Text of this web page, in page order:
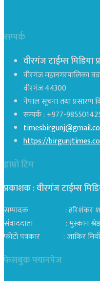
सम्पर्क
वीरगंज टाईम्स मिडिया
वीरगंज महानगरपालिका
वीरगंज 44300
नेपाल सूचना तथा प्रसारण
सम्पर्क : +977-
https://
हाम्रो टिम
प्रकाशक : वीरगंज टाईम्स
सम्पादक : हरिशंकर
संवाददाता : मुस्कान श्रेष्ठ
फोटो पत्रकार : जाकिर
फेसबुक फ्यानपेज